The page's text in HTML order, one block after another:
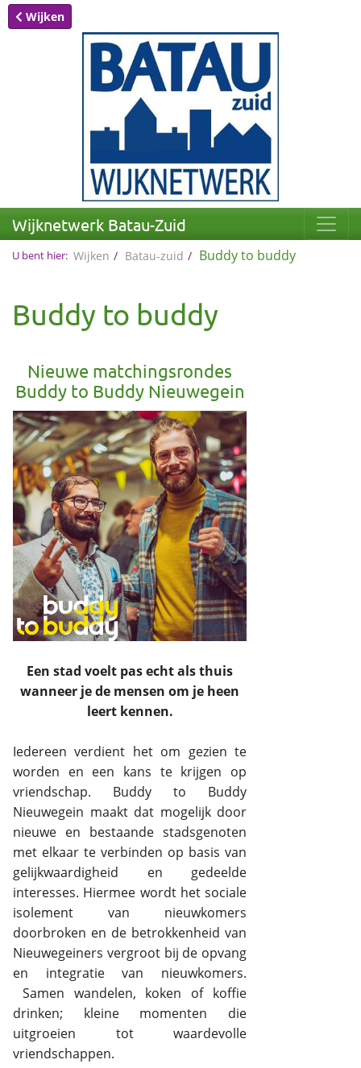
Wijken
Wijknetwerk Batau-Zuid
U bent hier: Wijken Batau-zuid Buddy to buddy
Buddy to buddy
Nieuwe matchingsrondes
Buddy to Buddy Nieuwegein
Een stad voelt pas echt als thuis
wanneer je de mensen om je heen
leert kennen.
Iedereen verdient het om gezien te
worden en een kans te krijgen op
vriendschap. Buddy to Buddy
Nieuwegein maakt dat mogelijk door
nieuwe en bestaande stadsgenoten
met elkaar te verbinden op basis van
gelijkwaardigheid en gedeelde
interesses. Hiermee wordt het sociale
isolement van nieuwkomers
doorbroken en de betrokkenheid van
Nieuwegeiners vergroot bij de opvang
en integratie van nieuwkomers.
Samen wandelen, koken of koffie
drinken; kleine momenten die
uitgroeien tot waardevolle
vriendschappen.